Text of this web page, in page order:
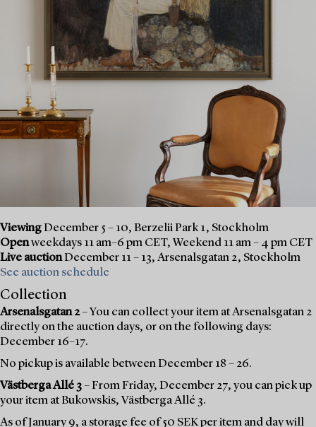
ViewingDecember 5 – 10, Berzelii Park 1, Stockholm
Openweekdays 11 am–6 pm CET, Weekend 11 am – 4 pm CET
Live auctionDecember 11 – 13, Arsenalsgatan 2, Stockholm
See auction schedule
Collection
Arsenalsgatan 2– You can collect your item at Arsenalsgatan 2
directly on the auction days, or on the following days:
December 16–17.
No pickup is available between December 18 – 26.
Västberga Allé 3– From Friday, December 27, you can pick up
your item at Bukowskis, Västberga Allé 3.
As of January 9, a storage fee of 50 SEK per item and day will